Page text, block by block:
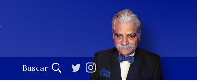
Seguir
Profesional de la palabra. (En esta cuenta no se leen
Jorge Asis 6 Ago